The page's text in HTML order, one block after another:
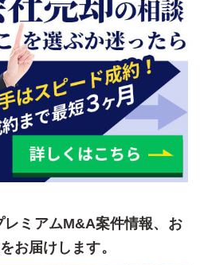
レミアムM&A案件情報、お
お届けします。